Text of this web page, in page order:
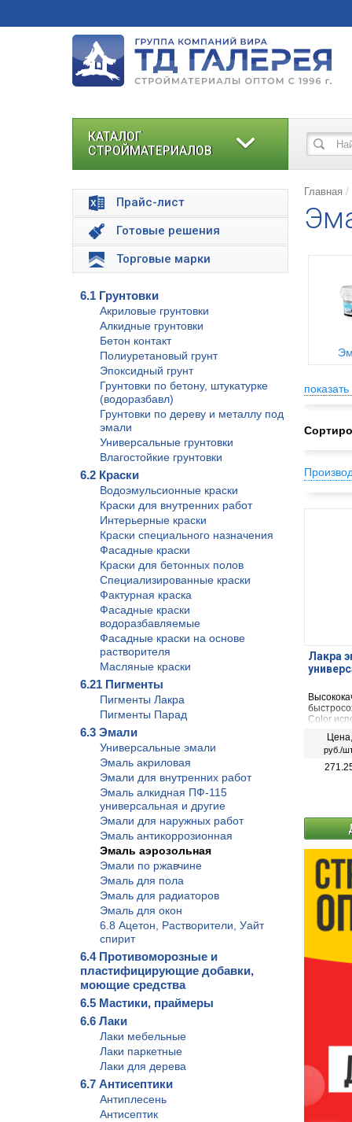
КАТАЛОГ
СТРОЙМАТЕРИАЛОВ
Прайс-лист
Готовые решения
Торговые марки
6.1 Грунтовки
Акриловые грунтовки
Алкидные грунтовки
Бетон контакт
Полиуретановый грунт
Эпоксидный грунт
Грунтовки по бетону, штукатурке
(водоразбавл)
Грунтовки по дереву и металлу под
эмали
Универсальные грунтовки
Влагостойкие грунтовки
6.2 Краски
Водоэмульсионные краски
Краски для внутренних работ
Интерьерные краски
Краски специального назначения
Фасадные краски
Краски для бетонных полов
Специализированные краски
Фактурная краска
Фасадные краски
водоразбавляемые
Фасадные краски на основе
растворителя
Масляные краски
6.21 Пигменты
Пигменты Лакра
Пигменты Парад
6.3 Эмали
Универсальные эмали
Эмаль акриловая
Эмали для внутренних работ
Эмаль алкидная ПФ-115
универсальная и другие
Эмали для наружных работ
Эмаль антикоррозионная
Эмаль аэрозольная
Эмали по ржавчине
Эмаль для пола
Эмаль для радиаторов
Эмаль для окон
6.8 Ацетон, Растворители, Уайт
спирит
6.4 Противоморозные и
пластифицирующие добавки,
моющие средства
6.5 Мастики, праймеры
6.6 Лаки
Лаки мебельные
Лаки паркетные
Лаки для дерева
6.7 Антисептики
Антиплесень
Антисептик
Главная
показать
Лакра
Color
дляЦена,
руб./